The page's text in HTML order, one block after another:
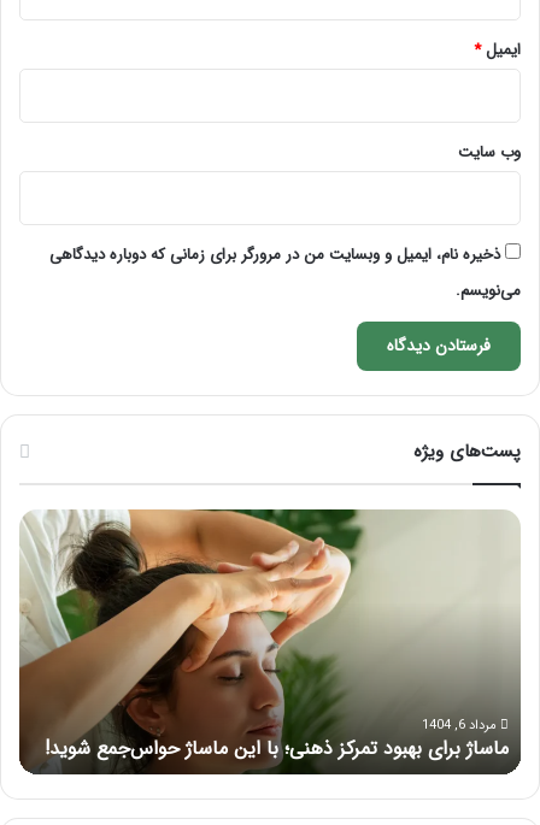
ایمیل*
وب‌ سایت
ذخیره نام، ایمیل و وبسایت من در مرورگر برای زمانی که دوباره دیدگاهی
می‌نویسم.
پست‌های ویژه
تمرکز ذهنی؛ با این ماساژ حواس‌جمع شوید!
راهنمای
کامل
آموزش
ماساژ
لب
بعد
تزریق
ژل مرداد 5, 1404
راهنمای کامل